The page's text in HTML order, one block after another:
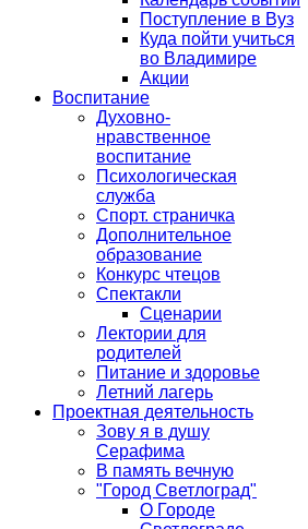
Поступление в Вуз
Куда пойти учиться
во Владимире
Акции
Воспитание
Духовно-
нравственное
воспитание
Психологическая
служба
Спорт. страничка
Дополнительное
образование
Конкурс чтецов
Спектакли
Сценарии
Лектории для
родителей
Питание и здоровье
Летний лагерь
Проектная деятельность
Зову я в душу
Серафима
В память вечную
"Город Светлоград"
О Городе